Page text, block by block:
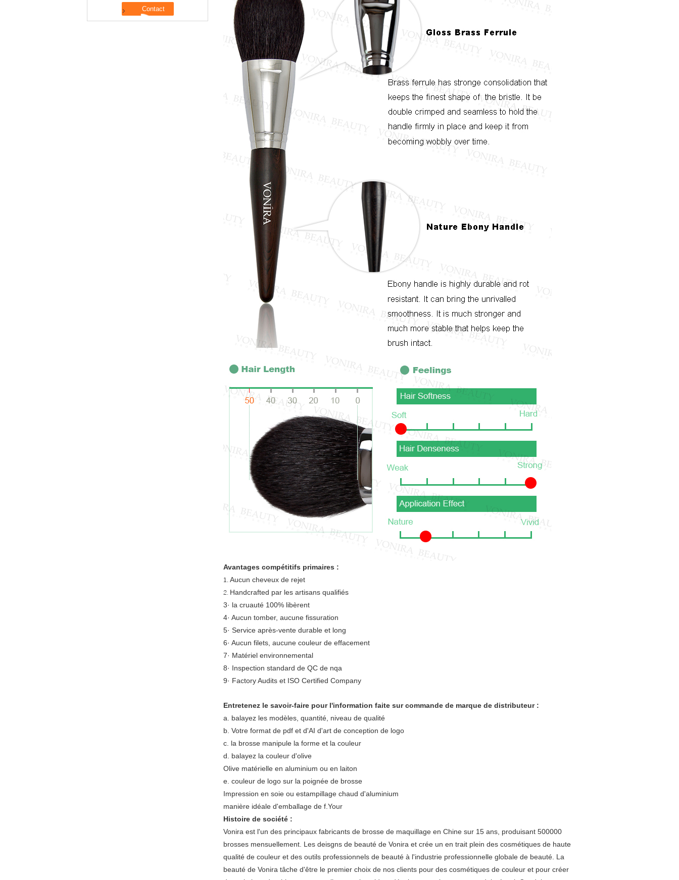
Avantages compétitifs primaires :
1. Aucun cheveux de rejet
2. Handcrafted par les artisans qualifiés
3· la cruauté 100% libèrent
4· Aucun tomber, aucune fissuration
5· Service après-vente durable et long
6· Aucun filets, aucune couleur de effacement
7· Matériel environnemental
8· Inspection standard de QC de nqa
9· Factory Audits et ISO Certified Company
Entretenez le savoir-faire pour l'information faite sur commande de marque de distributeur :
a. balayez les modèles, quantité, niveau de qualité
b. Votre format de pdf et d'AI d'art de conception de logo
c. la brosse manipule la forme et la couleur
d. balayez la couleur d'olive
Olive matérielle en aluminium ou en laiton
e. couleur de logo sur la poignée de brosse
Impression en soie ou estampillage chaud d'aluminium
manière idéale d'emballage de f.Your
Histoire de société :
Vonira est l'un des principaux fabricants de brosse de maquillage en Chine sur 15 ans, produisant 500000
brosses mensuellement. Les deisgns de beauté de Vonira et crée un en trait plein des cosmétiques de haute
qualité de couleur et des outils professionnels de beauté à l'industrie professionnelle globale de beauté. La
beauté de Vonira tâche d'être le premier choix de nos clients pour des cosmétiques de couleur et pour créer